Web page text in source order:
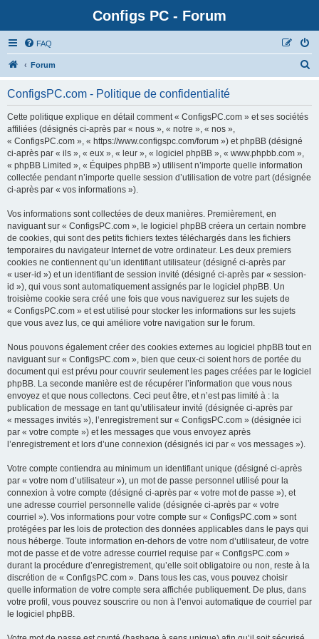
Configs PC - Forum
FAQ
Forum
ConfigsPC.com - Politique de confidentialité
Cette politique explique en détail comment « ConfigsPC.com » et ses sociétés
affiliées (désignés ci-après par « nous », « notre », « nos »,
« ConfigsPC.com », « https://www.configspc.com/forum ») et phpBB (désigné
ci-après par « ils », « eux », « leur », « logiciel phpBB », « www.phpbb.com »,
« phpBB Limited », « Équipes phpBB ») utilisent n’importe quelle information
collectée pendant n’importe quelle session d’utilisation de votre part (désignée
ci-après par « vos informations »).
Vos informations sont collectées de deux manières. Premièrement, en
naviguant sur « ConfigsPC.com », le logiciel phpBB créera un certain nombre
de cookies, qui sont des petits fichiers textes téléchargés dans les fichiers
temporaires du navigateur Internet de votre ordinateur. Les deux premiers
cookies ne contiennent qu’un identifiant utilisateur (désigné ci-après par
« user-id ») et un identifiant de session invité (désigné ci-après par « session-
id »), qui vous sont automatiquement assignés par le logiciel phpBB. Un
troisième cookie sera créé une fois que vous naviguerez sur les sujets de
« ConfigsPC.com » et est utilisé pour stocker les informations sur les sujets
que vous avez lus, ce qui améliore votre navigation sur le forum.
Nous pouvons également créer des cookies externes au logiciel phpBB tout en
naviguant sur « ConfigsPC.com », bien que ceux-ci soient hors de portée du
document qui est prévu pour couvrir seulement les pages créées par le logiciel
phpBB. La seconde manière est de récupérer l’information que vous nous
envoyez et que nous collectons. Ceci peut être, et n’est pas limité à : la
publication de message en tant qu’utilisateur invité (désignée ci-après par
« messages invités »), l’enregistrement sur « ConfigsPC.com » (désignée ici
par « votre compte ») et les messages que vous envoyez après
l’enregistrement et lors d’une connexion (désignés ici par « vos messages »).
Votre compte contiendra au minimum un identifiant unique (désigné ci-après
par « votre nom d’utilisateur »), un mot de passe personnel utilisé pour la
connexion à votre compte (désigné ci-après par « votre mot de passe »), et
une adresse courriel personnelle valide (désignée ci-après par « votre
courriel »). Vos informations pour votre compte sur « ConfigsPC.com » sont
protégées par les lois de protection des données applicables dans le pays qui
nous héberge. Toute information en-dehors de votre nom d’utilisateur, de votre
mot de passe et de votre adresse courriel requise par « ConfigsPC.com »
durant la procédure d’enregistrement, qu’elle soit obligatoire ou non, reste à la
discrétion de « ConfigsPC.com ». Dans tous les cas, vous pouvez choisir
quelle information de votre compte sera affichée publiquement. De plus, dans
votre profil, vous pouvez souscrire ou non à l’envoi automatique de courriel par
le logiciel phpBB.